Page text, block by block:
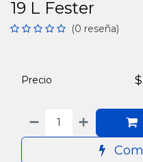
19 L Fester
(0 reseña)
Precio